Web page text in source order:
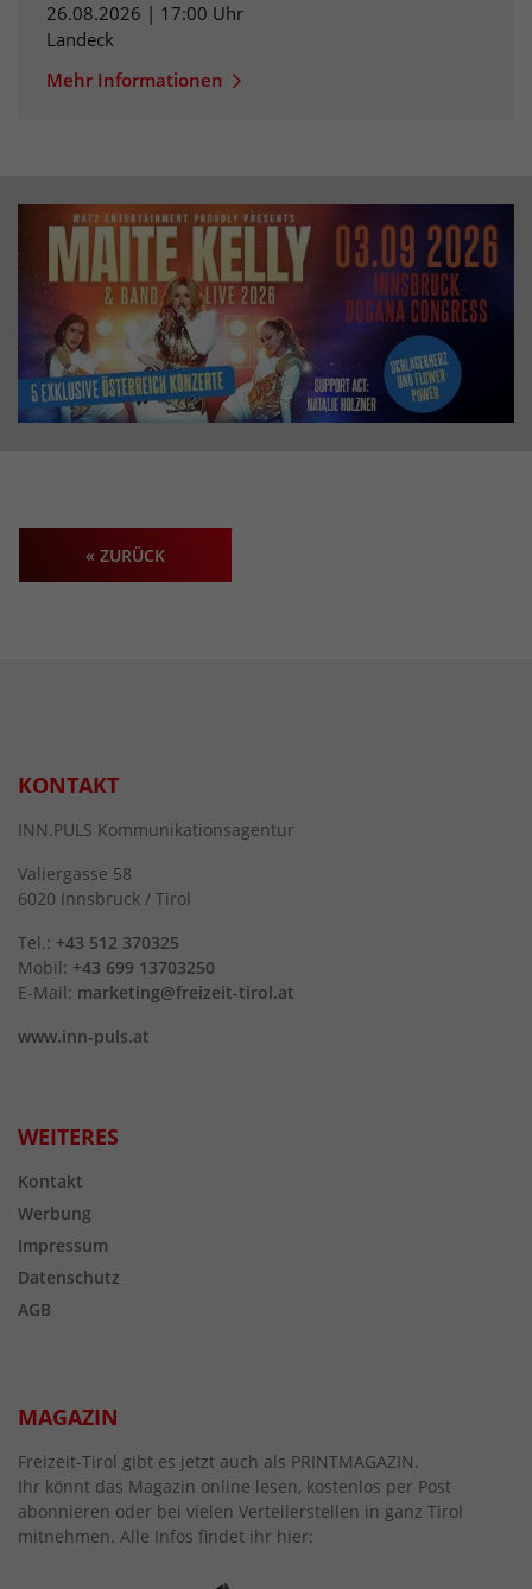
26.08.2026 | 17:00 Uhr
Landeck
Mehr Informationen
« ZURÜCK
KONTAKT
INN.PULS Kommunikationsagentur
Valiergasse 58
6020 Innsbruck / Tirol
Tel.: +43 512 370325
Mobil: +43 699 13703250
E-Mail: marketing@freizeit-tirol.at
www.inn-puls.at
WEITERES
Kontakt
Werbung
Impressum
Datenschutz
AGB
MAGAZIN
Freizeit-Tirol gibt es jetzt auch als PRINTMAGAZIN.
Ihr könnt das Magazin online lesen, kostenlos per Post
abonnieren oder bei vielen Verteilerstellen in ganz Tirol
mitnehmen. Alle Infos findet ihr hier: